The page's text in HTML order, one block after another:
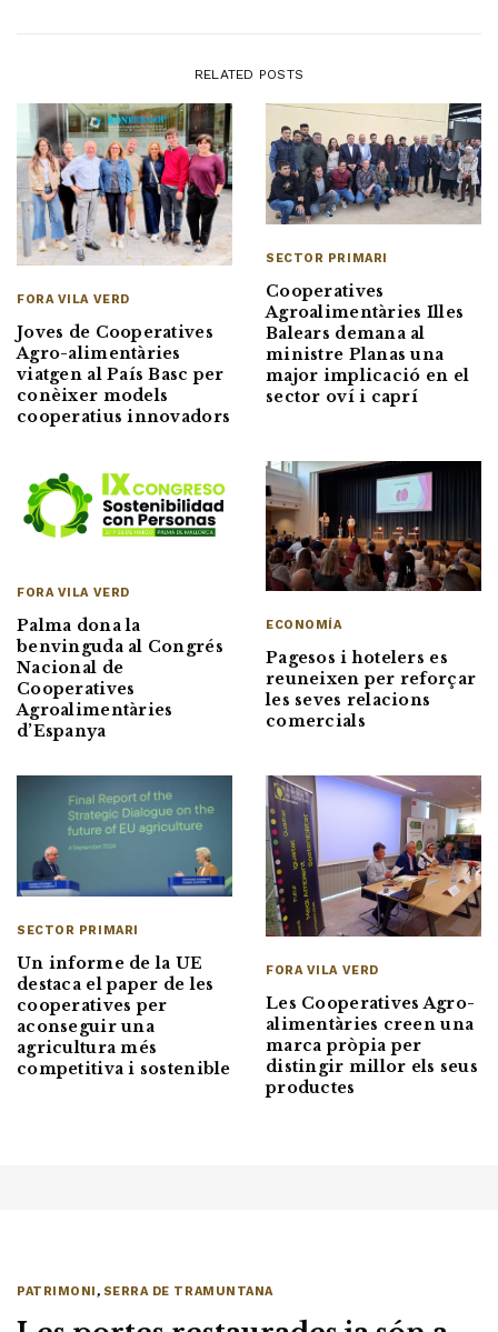
RELATED POSTS
FORA VILA VERD
Joves de Cooperatives
Agro-alimentàries
viatgen al País Basc per
conèixer models
cooperatius innovadors
SECTOR PRIMARI
Cooperatives
Agroalimentàries Illes
Balears demana al
ministre Planas una
major implicació en el
sector oví i caprí
FORA VILA VERD
Palma dona la
benvinguda al Congrés
Nacional de
Cooperatives
Agroalimentàries
d’Espanya
ECONOMÍA
Pagesos i hotelers es
reuneixen per reforçar
les seves relacions
comercials
SECTOR PRIMARI
Un informe de la UE
destaca el paper de les
cooperatives per
aconseguir una
agricultura més
competitiva i sostenible
FORA VILA VERD
Les Cooperatives Agro-
alimentàries creen una
marca pròpia per
distingir millor els seus
productes
PATRIMONI , SERRA DE TRAMUNTANA